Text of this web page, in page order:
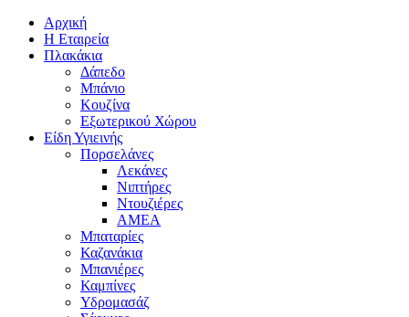
Αρχική
Η Εταιρεία
Πλακάκια
Δάπεδο
Μπάνιο
Κουζίνα
Εξωτερικού Χώρου
Είδη Υγιεινής
Πορσελάνες
Λεκάνες
Νιπτήρες
Ντουζιέρες
ΑΜΕΑ
Μπαταρίες
Καζανάκια
Μπανιέρες
Καμπίνες
Υδρομασάζ